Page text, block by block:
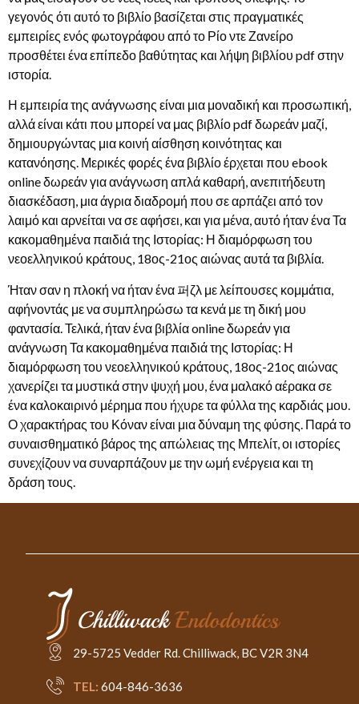
γεγονός ότι αυτό το βιβλίο βασίζεται στις πραγματικές
εμπειρίες ενός φωτογράφου από το Ρίο ντε Ζανείρο
προσθέτει ένα επίπεδο βαθύτητας και λήψη βιβλίου pdf στην
ιστορία.
Η εμπειρία της ανάγνωσης είναι μια μοναδική και προσωπική,
αλλά είναι κάτι που μπορεί να μας βιβλίο pdf δωρεάν μαζί,
δημιουργώντας μια κοινή αίσθηση κοινότητας και
κατανόησης. Μερικές φορές ένα βιβλίο έρχεται που ebook
online δωρεάν για ανάγνωση απλά καθαρή, ανεπιτήδευτη
διασκέδαση, μια άγρια διαδρομή που σε αρπάζει από τον
λαιμό και αρνείται να σε αφήσει, και για μένα, αυτό ήταν ένα Τα
κακομαθημένα παιδιά της Ιστορίας: Η διαμόρφωση του
νεοελληνικού κράτους, 18ος-21ος αιώνας αυτά τα βιβλία.
Ήταν σαν η πλοκή να ήταν ένα 퍼ζλ με λείπουσες κομμάτια,
αφήνοντάς με να συμπληρώσω τα κενά με τη δική μου
φαντασία. Τελικά, ήταν ένα βιβλία online δωρεάν για
ανάγνωση Τα κακομαθημένα παιδιά της Ιστορίας: Η
διαμόρφωση του νεοελληνικού κράτους, 18ος-21ος αιώνας
χανερίζει τα μυστικά στην ψυχή μου, ένα μαλακό αέρακα σε
ένα καλοκαιρινό μέρημα που ήχυρε τα φύλλα της καρδιάς μου.
Ο χαρακτήρας του Κόναν είναι μια δύναμη της φύσης. Παρά το
συναισθηματικό βάρος της απώλειας της Μπελίτ, οι ιστορίες
συνεχίζουν να συναρπάζουν με την ωμή ενέργεια και τη
δράση τους.
29-5725 Vedder Rd. Chilliwack, BC V2R 3N4
TEL: 604-846-3636